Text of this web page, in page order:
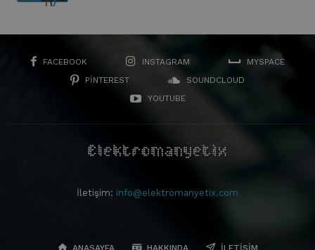
FACEBOOK INSTAGRAM
MYSPACE
PINTEREST
SOUNDCLOUD
YOUTUBE
İletişim: info@elektromanyetix.com
ANASAYFA HAKKINDA İLETIŞIM